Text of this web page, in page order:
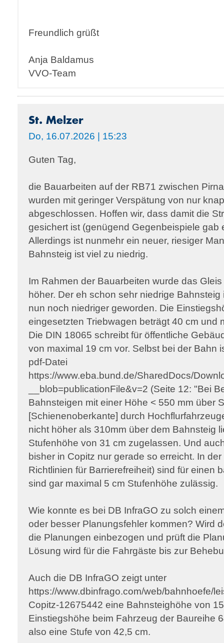
Freundlich grüßt
Anja Baldamus
VVO-Team
St. Melzer
Do, 16.07.2026 | 15:23
Guten Tag,
die Bauarbeiten auf der RB71 zwischen
wurden mit geringer Verspätung von nur
abgeschlossen. Hoffen wir, dass damit die
gesichert ist (genügend Gegenbeispiele gab
Allerdings ist nunmehr ein neuer, riesiger
Bahnsteig ist viel zu niedrig.
Im Rahmen der Bauarbeiten wurde das
höher. Der eh schon sehr niedrige Bahnsteig
nun noch niedriger geworden. Die
eingesetzten Triebwagen beträgt 40 cm und
Die DIN 18065 schreibt für öffentliche
von maximal 19 cm vor. Selbst bei der Bahn
pdf-Datei
https://www.eba.bund.de/SharedDocs/
__blob=publicationFile&v=2 (Seite 12: "Bei
Bahnsteigen mit einer Höhe < 550 mm über
[Schienenoberkante] durch
nicht höher als 310mm über dem Bahnsteig
Stufenhöhe von 31 cm zugelassen. Und
bisher in Copitz nur gerade so erreicht. In
Richtlinien für Barrierefreiheit) sind für einen
sind gar maximal 5 cm Stufenhöhe zulässig.
Wie konnte es bei DB InfraGO zu solch
oder besser Planungsfehler kommen? Wird
die Planungen einbezogen und prüft die
Lösung wird für die Fahrgäste bis zur
Auch die DB InfraGO zeigt unter
https://www.dbinfrago.com/web/bahnhoefe/
Copitz-12675442 eine Bahnsteighöhe von
Einstiegshöhe beim Fahrzeug der Baureihe
also eine Stufe von 42,5 cm.